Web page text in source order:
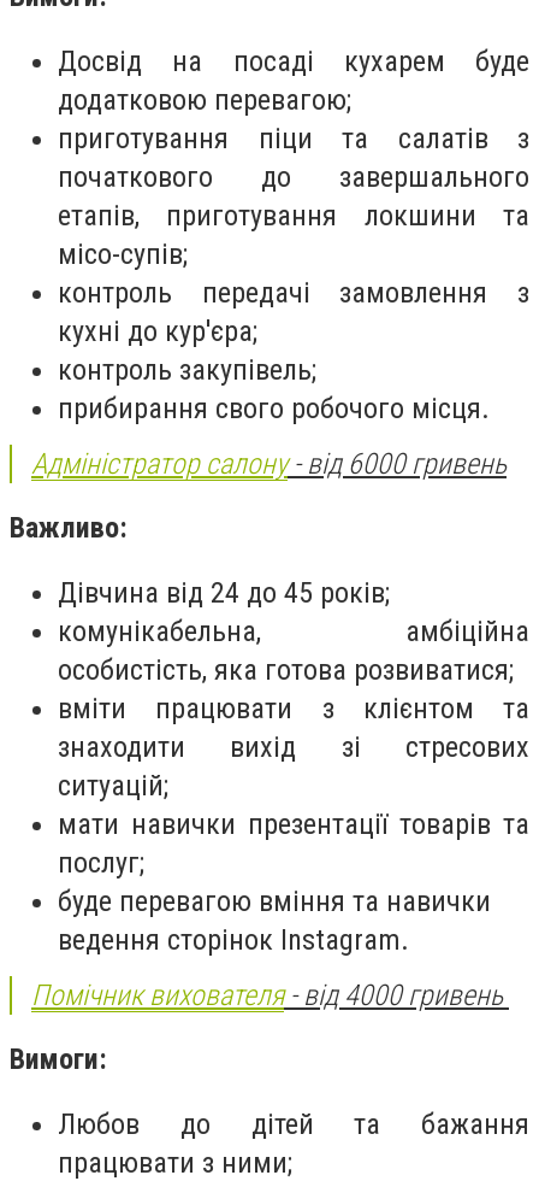
Досвід на посаді кухарем буде
додатковою перевагою;
приготування піци та салатів з
початкового до завершального
етапів, приготування локшини та
місо-супів;
контроль передачі замовлення з
кухні до кур'єра;
контроль закупівель;
прибирання свого робочого місця.
Адміністратор салону- від 6000 гривень
Важливо:
Дівчина від 24 до 45 років;
комунікабельна, амбіційна
особистість, яка готова розвиватися;
вміти працювати з клієнтом та
знаходити вихід зі стресових
ситуацій;
мати навички презентації товарів та
послуг;
буде перевагою вміння та навички
ведення сторінок Instagram.
Помічник вихователя- від 4000 гривень
Вимоги:
Любов до дітей та бажання
працювати з ними;